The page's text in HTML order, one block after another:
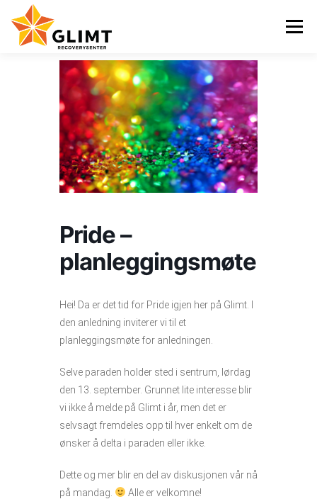
innhold
Meny
VI TILBYR NYHETER KALENDER OM OSS
KONTAKT ENGLISH
Pride –
planleggingsmøte
Hei! Da er det tid for Pride igjen her på Glimt. I
den anledning inviterer vi til et
planleggingsmøte for anledningen.
Selve paraden holder sted i sentrum, lørdag
den 13. september. Grunnet lite interesse blir
vi ikke å melde på Glimt i år, men det er
selvsagt fremdeles opp til hver enkelt om de
ønsker å delta i paraden eller ikke.
Dette og mer blir en del av diskusjonen vår nå
på mandag.
Alle er velkomne!